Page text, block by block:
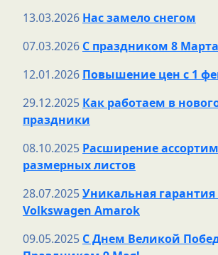
13.03.2026 Нас замело снегом
07.03.2026 С праздником 8
12.01.2026 Повышение цен с 1
29.12.2025 Как работаем в
праздники
08.10.2025 Расширение
размерных листов
28.07.2025Уникальная гарантия
Volkswagen Amarok
09.05.2025 С Днем Великой